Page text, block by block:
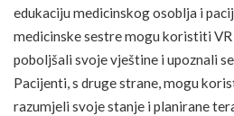
edukaciju medicinskog osoblja i
medicinske sestre mogu koristiti
poboljšali svoje vještine i upoznali
Pacijenti, s druge strane, mogu
razumjeli svoje stanje i planirane